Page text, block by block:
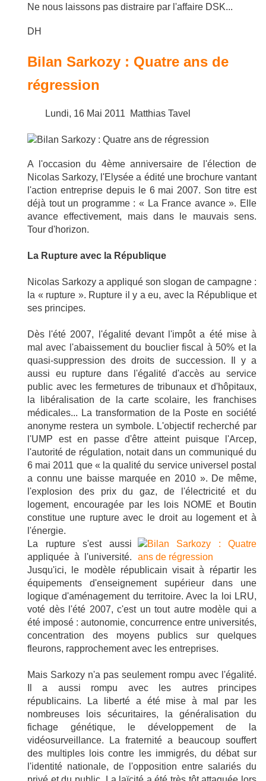
Ne nous laissons pas distraire par l'affaire DSK...
DH
Bilan Sarkozy : Quatre ans de
régression
Lundi, 16 Mai 2011 Matthias Tavel
A l'occasion du 4ème anniversaire de l'élection de
Nicolas Sarkozy, l'Elysée a édité une brochure vantant
l'action entreprise depuis le 6 mai 2007. Son titre est
déjà tout un programme : « La France avance ». Elle
avance effectivement, mais dans le mauvais sens.
Tour d'horizon.
La Rupture avec la République
Nicolas Sarkozy a appliqué son slogan de campagne :
la « rupture ». Rupture il y a eu, avec la République et
ses principes.
Dès l'été 2007, l'égalité devant l'impôt a été mise à
mal avec l'abaissement du bouclier fiscal à 50% et la
quasi-suppression des droits de succession. Il y a
aussi eu rupture dans l'égalité d'accès au service
public avec les fermetures de tribunaux et d'hôpitaux,
la libéralisation de la carte scolaire, les franchises
médicales... La transformation de la Poste en société
anonyme restera un symbole. L'objectif recherché par
l'UMP est en passe d'être atteint puisque l'Arcep,
l'autorité de régulation, notait dans un communiqué du
6 mai 2011 que « la qualité du service universel postal
a connu une baisse marquée en 2010 ». De même,
l'explosion des prix du gaz, de l'électricité et du
logement, encouragée par les lois NOME et Boutin
constitue une rupture avec le droit au logement et à
l'énergie.
La rupture s'est aussi
appliquée à l'université.
Jusqu'ici, le modèle républicain visait à répartir les
équipements d'enseignement supérieur dans une
logique d'aménagement du territoire. Avec la loi LRU,
voté dès l'été 2007, c'est un tout autre modèle qui a
été imposé : autonomie, concurrence entre universités,
concentration des moyens publics sur quelques
fleurons, rapprochement avec les entreprises.
Mais Sarkozy n'a pas seulement rompu avec l'égalité.
Il a aussi rompu avec les autres principes
républicains. La liberté a été mise à mal par les
nombreuses lois sécuritaires, la généralisation du
fichage génétique, le développement de la
vidéosurveillance. La fraternité a beaucoup souffert
des multiples lois contre les immigrés, du débat sur
l'identité nationale, de l'opposition entre salariés du